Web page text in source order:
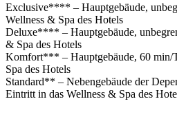
Exclusive**** – Hauptgebäude,
Wellness & Spa des Hotels
Deluxe**** – Hauptgebäude,
& Spa des Hotels
Komfort*** – Hauptgebäude, 60 min/
Spa des Hotels
Standard** – Nebengebäude der
Eintritt in das Wellness & Spa des